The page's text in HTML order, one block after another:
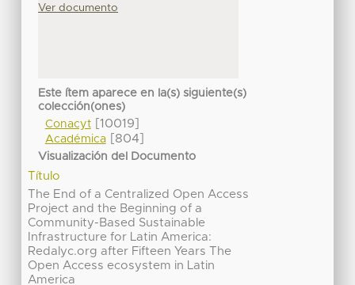
Ver documento
Este ítem aparece en la(s) siguiente(s)
colección(ones)
Conacyt[10019]
Académica[804]
Visualización del Documento
Título
The End of a Centralized Open Access
Project and the Beginning of a
Community-Based Sustainable
Infrastructure for Latin America:
Redalyc.org after Fifteen Years The
Open Access ecosystem in Latin
America